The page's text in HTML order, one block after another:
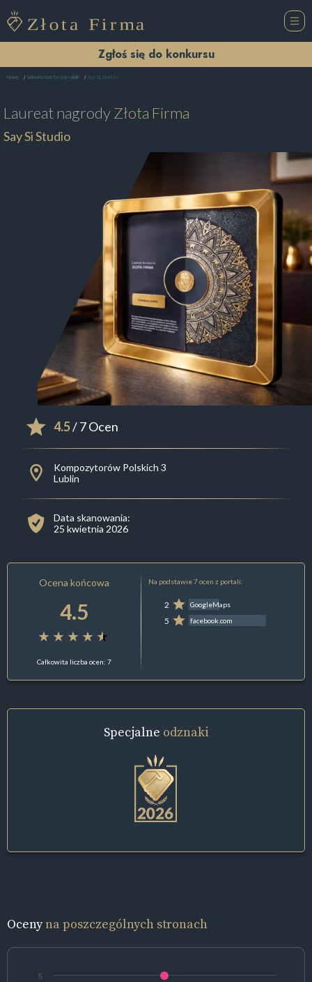
Zgłoś się do konkursu
Home Salon Kosmetyczny Lublin Say Si Studio
Laureat nagrodyZłota Firma
Say Si Studio
4.5/ 7 Ocen
Kompozytorów Polskich 3
Lublin
Data skanowania:
25 kwietnia 2026
Ocena końcowa
4.5
Całkowita liczba ocen: 7
Na podstawie 7 ocen z portali:
2 GoogleMaps
5 facebook.com
Specjalne odznaki
Ocenyna poszczególnych stronach
5